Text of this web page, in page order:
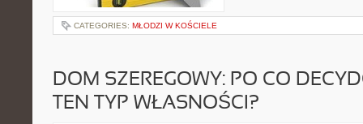
CATEGORIES: MŁODZI W KOŚCIELE
DOM SZEREGOWY: PO CO
TEN TYP WŁASNOŚCI?